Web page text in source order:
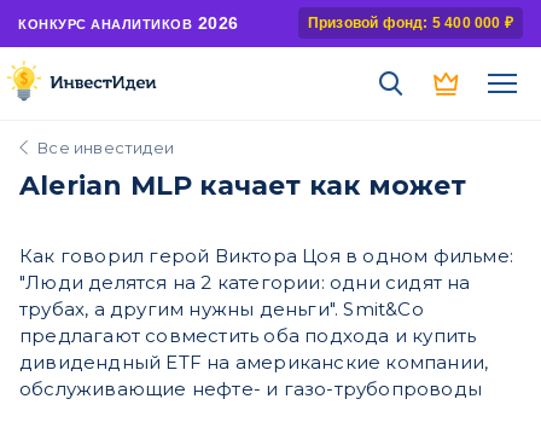
КОНКУРС АНАЛИТИКОВ 2026 Призовой фонд: 5 400 000 ₽
Все инвестидеи
Alerian MLP качает как может
Как говорил герой Виктора Цоя в одном фильме:
"Люди делятся на 2 категории: одни сидят на
трубах, а другим нужны деньги". Smit&Co
предлагают совместить оба подхода и купить
дивидендный ETF на американские компании,
обслуживающие нефте- и газо-трубопроводы